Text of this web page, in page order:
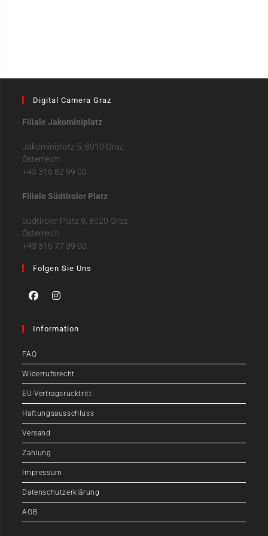
Digital Camera Graz
Filiale Jakominiplatz
Jakominiplatz 5, 8010 Graz
Österreich
+43 316 82 99 00
Filiale Südtiroler Platz
Südtiroler Platz 9, 8020 Graz
Österreich
+43 316 77 39 00
Folgen Sie Uns
Information
FAQ
Widerrufsrecht
EU-Vertragsrücktritt
Haftungsausschluss
Versand
Zahlung
Impressum
Datenschutzerklärung
AGB